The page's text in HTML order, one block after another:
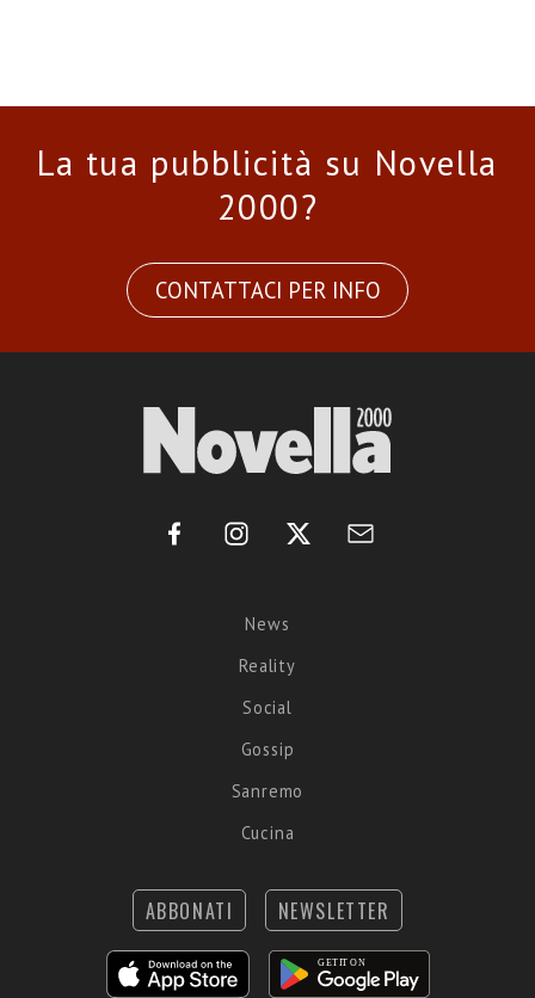
La tua pubblicità su Novella
2000?
CONTATTACI PER INFO
News
Reality
Social
Gossip
Sanremo
Cucina
ABBONATI NEWSLETTER